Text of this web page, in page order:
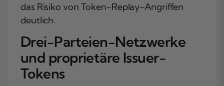
das Risiko von Token-Replay-Angriffen
deutlich.
Drei-Parteien-Netzwerke
und proprietäre Issuer-
Tokens